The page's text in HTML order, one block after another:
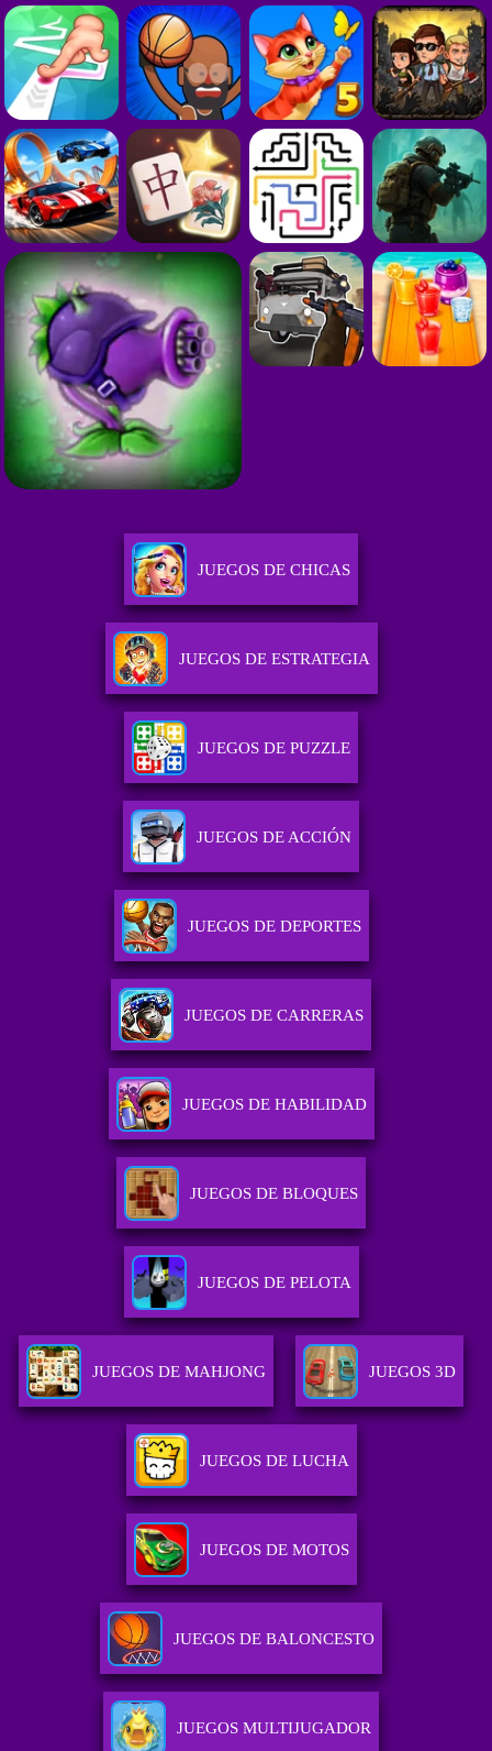
JUEGOS DE CHICAS
JUEGOS DE ESTRATEGIA
JUEGOS DE PUZZLE
JUEGOS DE ACCIÓN
JUEGOS DE DEPORTES
JUEGOS DE CARRERAS
JUEGOS DE HABILIDAD
JUEGOS DE BLOQUES
JUEGOS DE PELOTA
JUEGOS DE MAHJONG JUEGOS 3D
JUEGOS DE LUCHA
JUEGOS DE MOTOS
JUEGOS DE BALONCESTO
JUEGOS MULTIJUGADOR